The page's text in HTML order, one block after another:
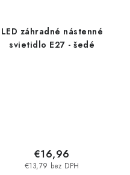
LED záhradné nástenné
svietidlo E27 - šedé
€13,79 bez DPH
€16,96